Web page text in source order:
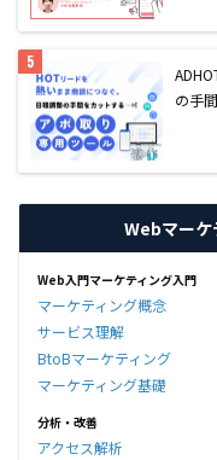
AD
の手
Webマーケ
Web入門マーケティング入門
マーケティング概念
サービス理解
BtoBマーケティング
マーケティング基礎
分析・改善
アクセス解析